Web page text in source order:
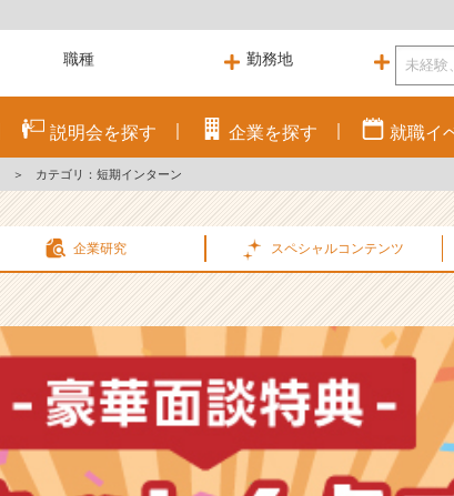
説明会を探す 企業を探す 就職イ
＞ カテゴリ：短期インターン
企業研究 スペシャルコンテンツ